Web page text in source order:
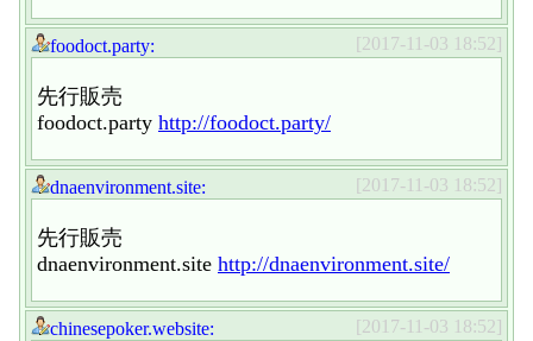
[2017-11-03 18:52]
foodoct.party:
先行販売
foodoct.party http://foodoct.party/
[2017-11-03 18:52]
dnaenvironment.site:
先行販売
dnaenvironment.site http://dnaenvironment.site/
[2017-11-03 18:52]
chinesepoker.website: